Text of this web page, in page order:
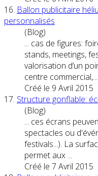
16. Ballon publicitaire
personnalisés
(Blog)
... cas de figures:
stands, meetings,
valorisation d’un
centre commercial,...
Créé le 9 Avril 2015
17. Structure gonflable:
(Blog)
... ces écrans
spectacles ou
festivals...). La
permet aux ...
Créé le 7 Avril 2015